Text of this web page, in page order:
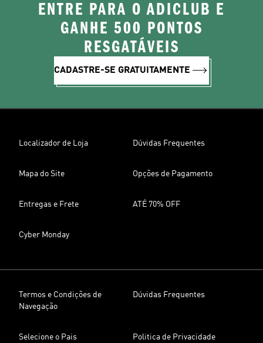
ENTRE PARA O ADICLUB E
GANHE 500 PONTOS
RESGATÁVEIS
CADASTRE-SE GRATUITAMENTE
Localizador de Loja Dúvidas Frequentes
Mapa do Site Opções de Pagamento
Entregas e Frete ATÉ 70% OFF
Cyber Monday
Termos e Condições de
Navegação
Dúvidas Frequentes
Selecione o Pais Politica de Privacidade